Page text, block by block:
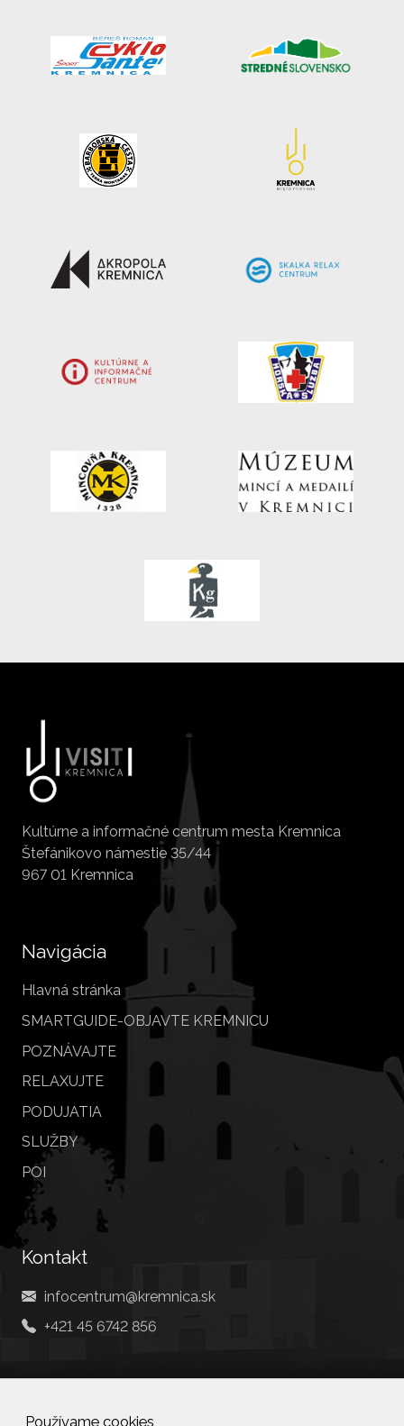
Používame cookies
Kultúrne a informačné centrum mesta Kremnica
Štefánikovo námestie 35/44
967 01 Kremnica
Navigácia
Hlavná stránka
SMARTGUIDE-OBJAVTE KREMNICU
POZNÁVAJTE
RELAXUJTE
PODUJATIA
SLUŽBY
POI
Kontakt
infocentrum@kremnica.sk
+421 45 6742 856
Social